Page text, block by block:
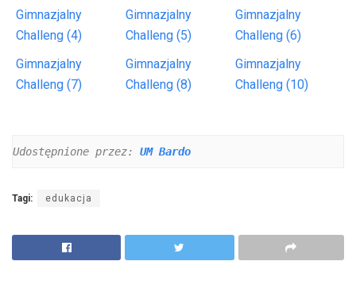
Gimnazjalny
Challeng (4)
Gimnazjalny
Challeng (5)
Gimnazjalny
Challeng (6)
Gimnazjalny
Challeng (7)
Gimnazjalny
Challeng (8)
Gimnazjalny
Challeng (10)
Udostępnione przez: UM Bardo
Tagi: edukacja